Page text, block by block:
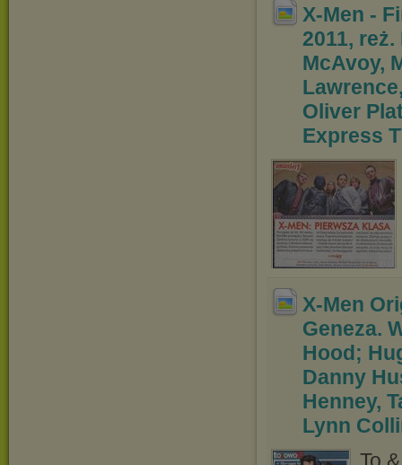
X-Men -
2011, reż.
McAvoy,
Oliver P
Express
X-Men
Geneza.
Hood;
Danny
Henney,
Lynn